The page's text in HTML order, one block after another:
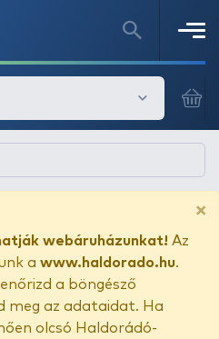
×
webáruházunkat! Az
a www.haldorado.hu.
a böngésző
meg az adataidat. Ha
olcsó Haldorádó-